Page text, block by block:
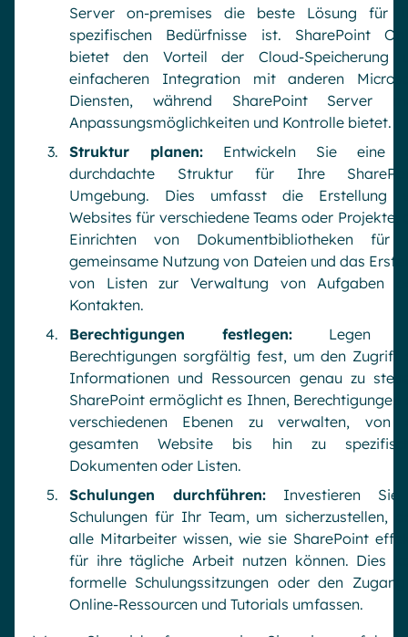
Server on-premises die beste Lösung für
spezifischen Bedürfnisse ist. SharePoint
bietet den Vorteil der Cloud-Speicherung
einfacheren Integration mit anderen
Diensten, während SharePoint Server
Anpassungsmöglichkeiten und Kontrolle bietet.
Struktur planen: Entwickeln Sie eine
durchdachte Struktur für Ihre
Umgebung. Dies umfasst die Erstellung
Websites für verschiedene Teams oder Projekte,
Einrichten von Dokumentbibliotheken für
gemeinsame Nutzung von Dateien und das
von Listen zur Verwaltung von Aufgaben
Kontakten.
Berechtigungen festlegen: Legen
Berechtigungen sorgfältig fest, um den Zugriff
Informationen und Ressourcen genau zu
SharePoint ermöglicht es Ihnen, Berechtigungen
verschiedenen Ebenen zu verwalten, von
gesamten Website bis hin zu
Dokumenten oder Listen.
Schulungen durchführen: Investieren
Schulungen für Ihr Team, um sicherzustellen,
alle Mitarbeiter wissen, wie sie SharePoint
für ihre tägliche Arbeit nutzen können. Dies
formelle Schulungssitzungen oder den
Online-Ressourcen und Tutorials umfassen.